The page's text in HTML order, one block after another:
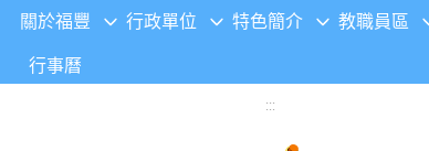
關於福豐 行政單位 特色簡介 教職員區
行事曆
:::